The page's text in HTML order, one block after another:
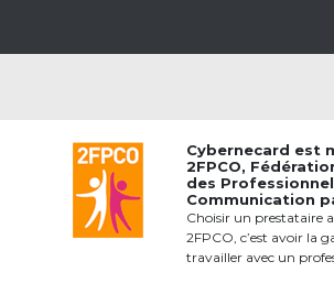
Cybernecard est
2FPCO,
des
Communication
Choisir un prestataire
2FPCO, c’est avoir la
travailler avec un